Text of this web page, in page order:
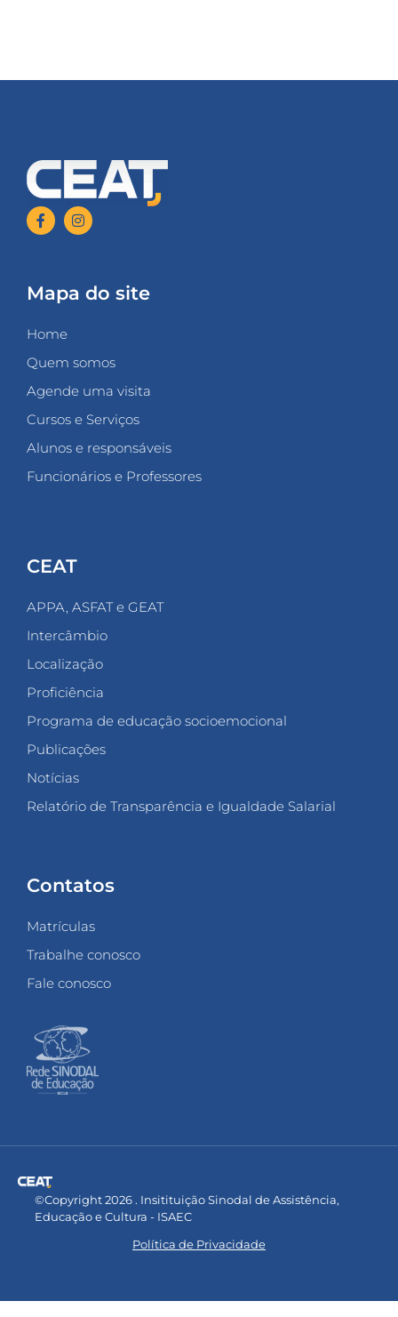
Mapa do site
Home
Quem somos
Agende uma visita
Cursos e Serviços
Alunos e responsáveis
Funcionários e Professores
CEAT
APPA, ASFAT e GEAT
Intercâmbio
Localização
Proficiência
Programa de educação socioemocional
Publicações
Notícias
Relatório de Transparência e Igualdade Salarial
Contatos
Matrículas
Trabalhe conosco
Fale conosco
©Copyright 2026 . Insitituição Sinodal de Assistência,
Educação e Cultura - ISAEC
Política de Privacidade